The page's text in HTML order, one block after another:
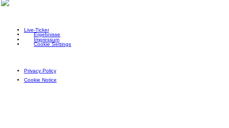
Live-Ticker
Ergebnisse
Impressum
Cookie Settings
Privacy Policy
Cookie Notice